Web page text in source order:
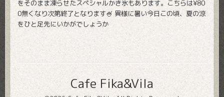
をそのまま凍らせたスペシャルかき氷もあります。こちらは¥80
0無くなり次第終了となります🍧 異様に暑い今日この頃、夏の涼
をひと足先にいかがでしょうか
Cafe Fika&Vila